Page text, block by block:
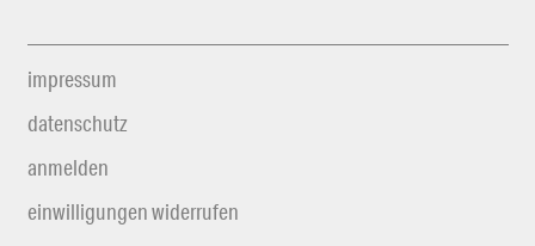
impressum
datenschutz
anmelden
einwilligungen widerrufen